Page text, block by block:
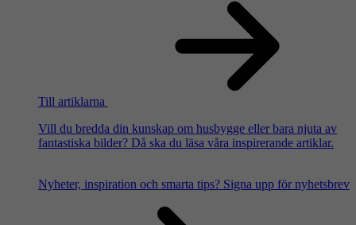
Till artiklarna
Vill du bredda din kunskap om husbygge eller bara njuta av
fantastiska bilder? Då ska du läsa våra inspirerande artiklar.
Nyheter, inspiration och smarta tips? Signa upp för nyhetsbrev